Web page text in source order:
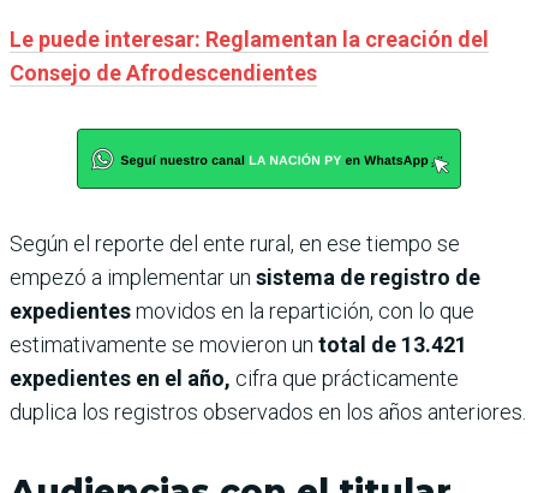
Le puede interesar: Reglamentan la creación del
Consejo de Afrodescendientes
Según el reporte del ente rural, en ese tiempo se
empezó a implementar un sistema de registro de
expedientesmovidos en la repartición, con lo que
estimativamente se movieron un total de 13.421
expedientes en el año, cifra que prácticamente
duplica los registros observados en los años anteriores.